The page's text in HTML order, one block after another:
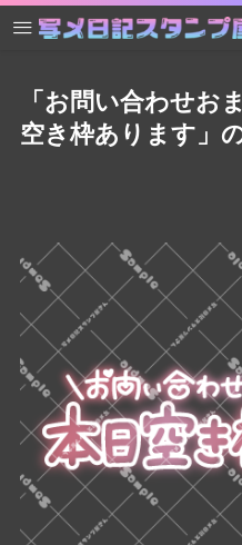
「お問い合わせお
空き枠あります」